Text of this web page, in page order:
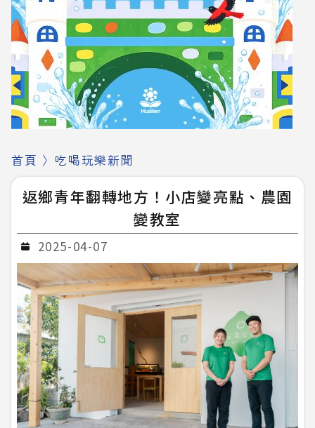
首頁 〉 吃喝玩樂新聞
返鄉青年翻轉地方！小店變亮點、農園
變教室
2025-04-07